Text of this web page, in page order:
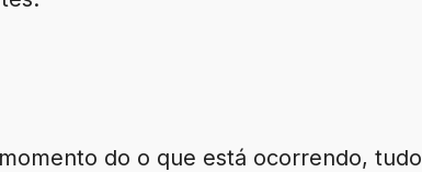
do o que está ocorrendo, tudo